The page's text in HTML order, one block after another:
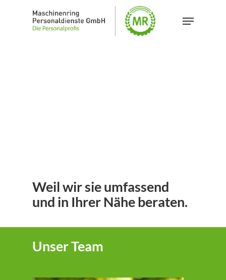
Menu
Weil wir sie umfassend
und in Ihrer Nähe beraten.
Unser Team